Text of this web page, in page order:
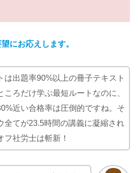
にお応えします。
は出題率90%以上の冊子テキスト
ころだけ学ぶ最短ルートなのに、
近い合格率は圧倒的ですね。そ
全てが23.5時間の講義に凝縮され
フ社労士は斬新！